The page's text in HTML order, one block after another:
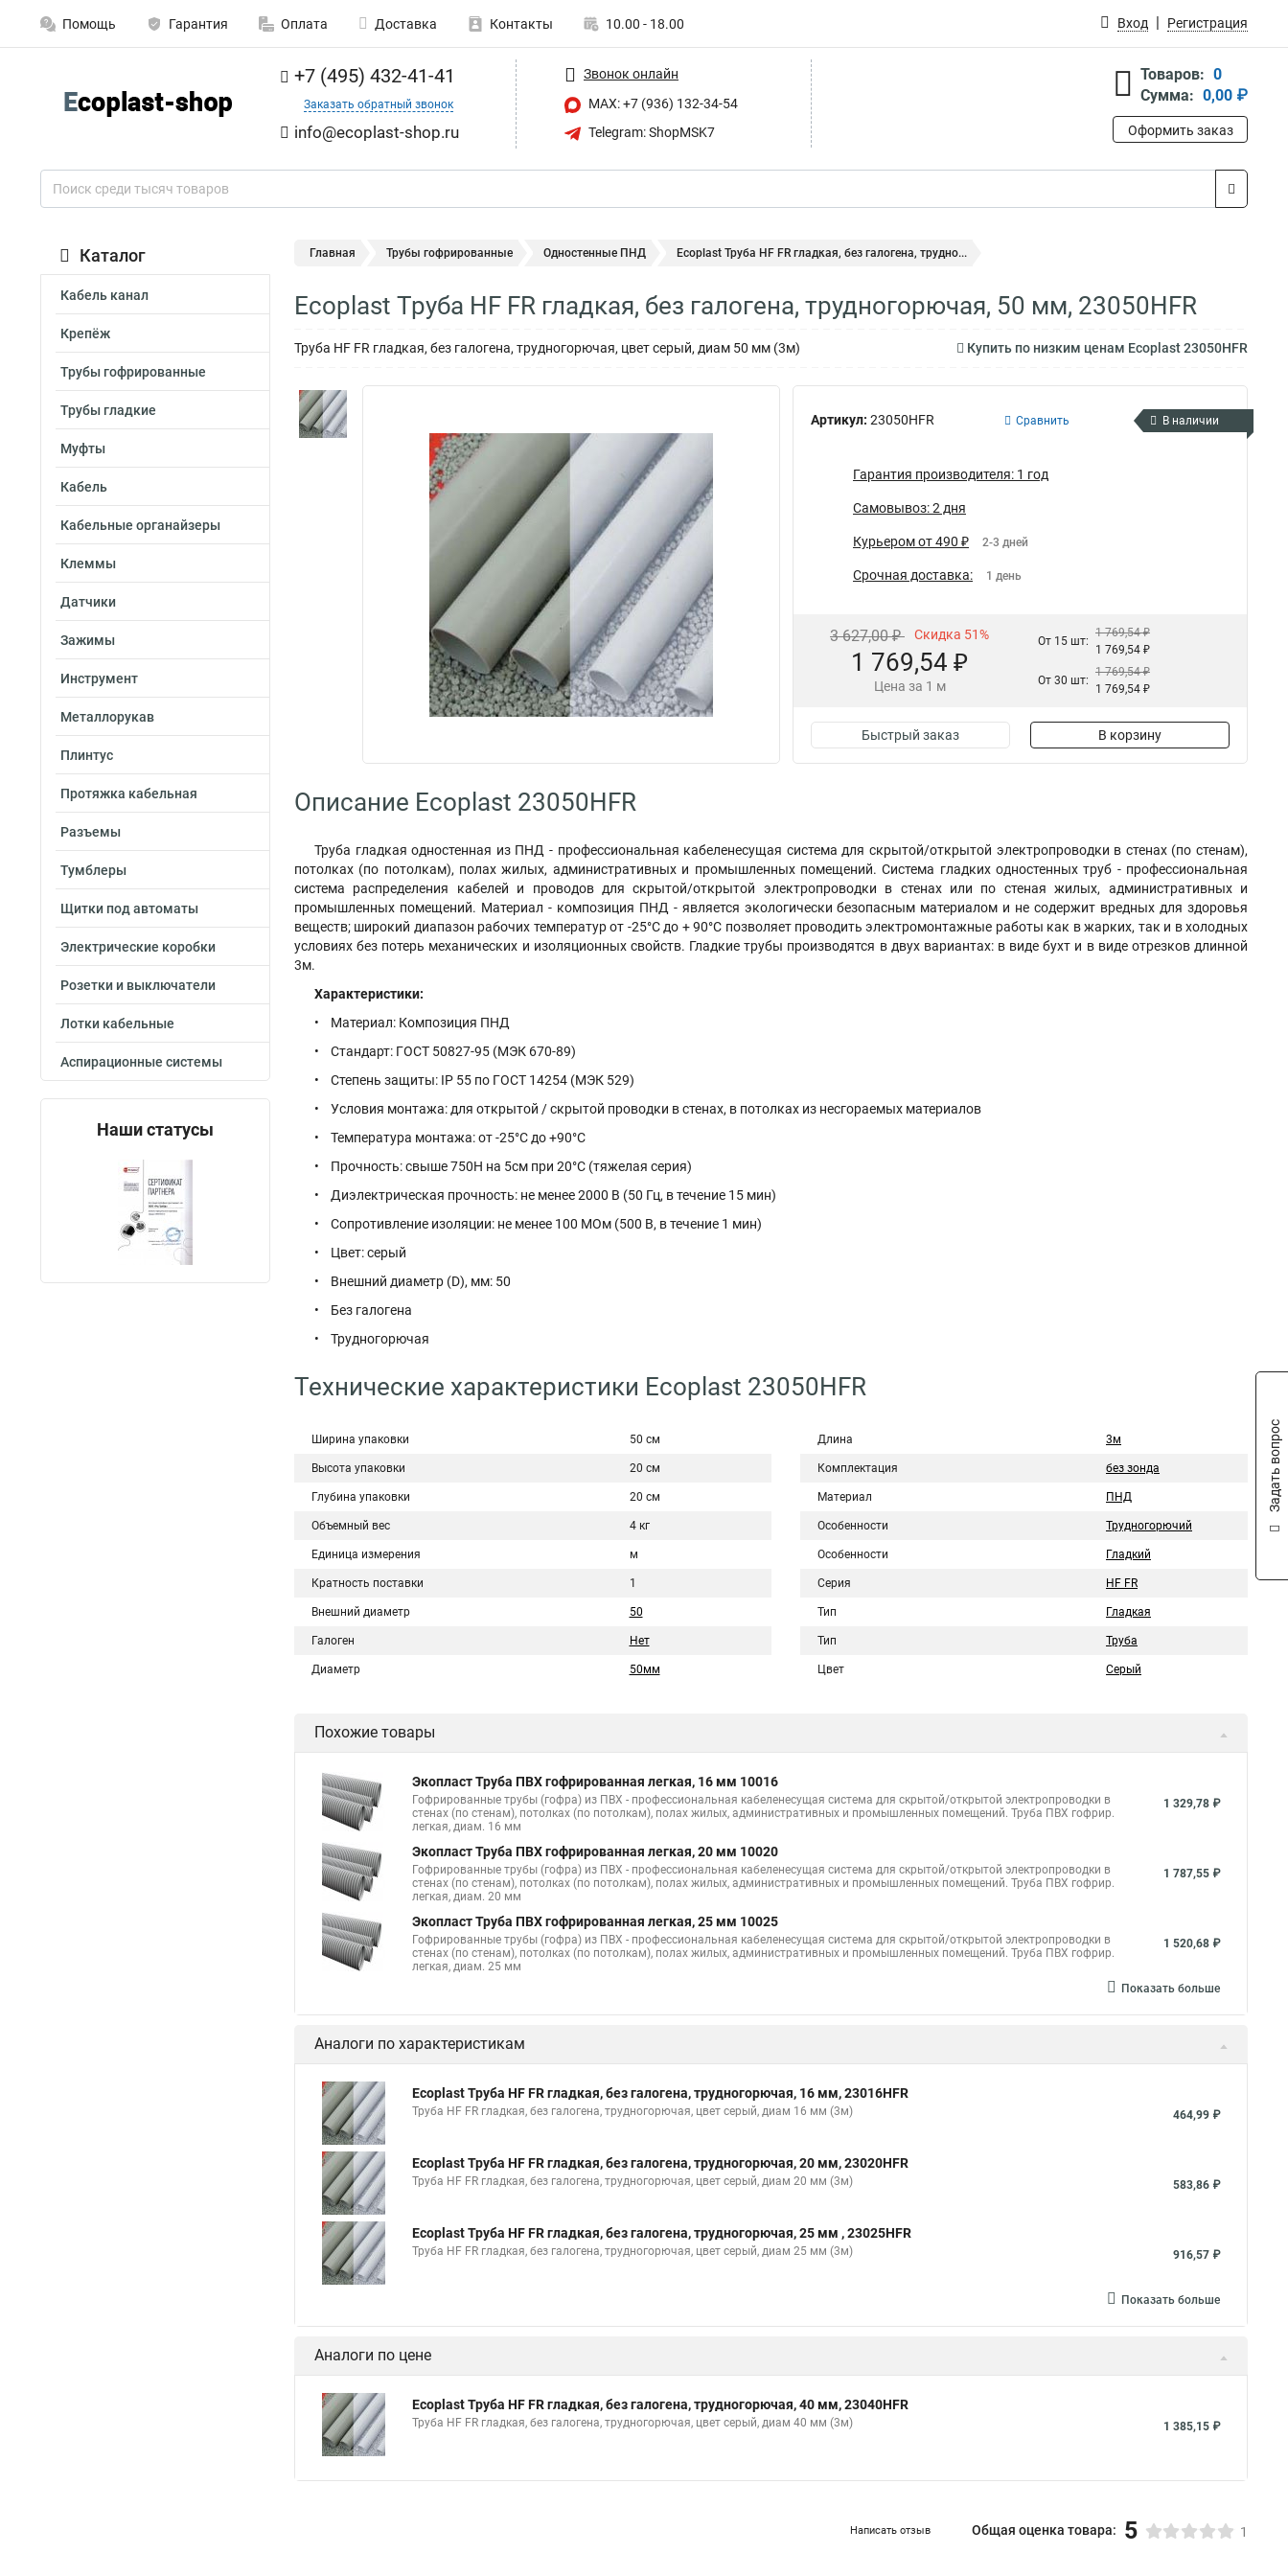
Помощь Гарантия Оплата Доставка Контакты 10.00 - 18.00 Вход Регистрация
+7 (495) 432-41-41
Заказать обратный звонок
info@ecoplast-shop.ru
Звонок онлайн
MAX: +7 (936) 132-34-54
Telegram: ShopMSK7
Товаров: 0
Сумма: 0,00 ₽
Оформить заказ
Каталог
Кабель канал
Крепёж
Трубы гофрированные
Трубы гладкие
Муфты
Кабель
Кабельные органайзеры
Клеммы
Датчики
Зажимы
Инструмент
Металлорукав
Плинтус
Протяжка кабельная
Разъемы
Тумблеры
Щитки под автоматы
Электрические коробки
Розетки и выключатели
Лотки кабельные
Аспирационные системы
Наши статусы
Главная Трубы гофрированные Одностенные ПНД Ecoplast Труба HF FR гладкая, без галогена, трудно...
Ecoplast Труба HF FR гладкая, без галогена, трудногорючая, 50 мм, 23050HFR
Труба HF FR гладкая, без галогена, трудногорючая, цвет серый, диам 50 мм (3м) Купить по низким ценам Ecoplast 23050HFR
Артикул: 23050HFR Сравнить В наличии
Гарантия производителя: 1 год
Самовывоз: 2 дня
Курьером от 490 ₽ 2-3 дней
Срочная доставка: 1 день
3 627,00 ₽ Скидка 51%
1 769,54 ₽
Цена за 1 м
От 15 шт:
1 769,54 ₽
1 769,54 ₽
От 30 шт:
1 769,54 ₽
1 769,54 ₽
Быстрый заказ В корзину
Описание Ecoplast 23050HFR
Труба гладкая одностенная из ПНД - профессиональная кабеленесущая система для скрытой/открытой электропроводки в стенах (по стенам),
потолках (по потолкам), полах жилых, административных и промышленных помещений. Система гладких одностенных труб - профессиональная
система распределения кабелей и проводов для скрытой/открытой электропроводки в стенах или по стеная жилых, административных и
промышленных помещений. Материал - композиция ПНД - является экологически безопасным материалом и не содержит вредных для здоровья
веществ; широкий диапазон рабочих температур от -25°С до + 90°С позволяет проводить электромонтажные работы как в жарких, так и в холодных
условиях без потерь механических и изоляционных свойств. Гладкие трубы производятся в двух вариантах: в виде бухт и в виде отрезков длинной
3м.
Характеристики:
• Материал: Композиция ПНД
• Стандарт: ГОСТ 50827-95 (МЭК 670-89)
• Степень защиты: IP 55 по ГОСТ 14254 (МЭК 529)
• Условия монтажа: для открытой / скрытой проводки в стенах, в потолках из несгораемых материалов
• Температура монтажа: от -25°С до +90°С
• Прочность: свыше 750Н на 5см при 20°С (тяжелая серия)
• Диэлектрическая прочность: не менее 2000 В (50 Гц, в течение 15 мин)
• Сопротивление изоляции: не менее 100 МОм (500 В, в течение 1 мин)
• Цвет: серый
• Внешний диаметр (D), мм: 50
• Без галогена
• Трудногорючая
Технические характеристики Ecoplast 23050HFR
Ширина упаковки 50 см
Высота упаковки 20 см
Глубина упаковки 20 см
Объемный вес 4 кг
Единица измерения м
Кратность поставки 1
Внешний диаметр 50
Галоген Нет
Диаметр 50мм
Длина 3м
Комплектация без зонда
Материал ПНД
Особенности Трудногорючий
Особенности Гладкий
Серия HF FR
Тип Гладкая
Тип Труба
Цвет Серый
Похожие товары
Экопласт Труба ПВХ гофрированная легкая, 16 мм 10016
Гофрированные трубы (гофра) из ПВХ - профессиональная кабеленесущая система для скрытой/открытой электропроводки в
стенах (по стенам), потолках (по потолкам), полах жилых, административных и промышленных помещений. Труба ПВХ гофрир.
легкая, диам. 16 мм
1 329,78 ₽
Экопласт Труба ПВХ гофрированная легкая, 20 мм 10020
Гофрированные трубы (гофра) из ПВХ - профессиональная кабеленесущая система для скрытой/открытой электропроводки в
стенах (по стенам), потолках (по потолкам), полах жилых, административных и промышленных помещений. Труба ПВХ гофрир.
легкая, диам. 20 мм
1 787,55 ₽
Экопласт Труба ПВХ гофрированная легкая, 25 мм 10025
Гофрированные трубы (гофра) из ПВХ - профессиональная кабеленесущая система для скрытой/открытой электропроводки в
стенах (по стенам), потолках (по потолкам), полах жилых, административных и промышленных помещений. Труба ПВХ гофрир.
легкая, диам. 25 мм
1 520,68 ₽
Показать больше
Аналоги по характеристикам
Ecoplast Труба HF FR гладкая, без галогена, трудногорючая, 16 мм, 23016HFR
Труба HF FR гладкая, без галогена, трудногорючая, цвет серый, диам 16 мм (3м) 464,99 ₽
Ecoplast Труба HF FR гладкая, без галогена, трудногорючая, 20 мм, 23020HFR
Труба HF FR гладкая, без галогена, трудногорючая, цвет серый, диам 20 мм (3м) 583,86 ₽
Ecoplast Труба HF FR гладкая, без галогена, трудногорючая, 25 мм , 23025HFR
Труба HF FR гладкая, без галогена, трудногорючая, цвет серый, диам 25 мм (3м) 916,57 ₽
Показать больше
Аналоги по цене
Ecoplast Труба HF FR гладкая, без галогена, трудногорючая, 40 мм, 23040HFR
Труба HF FR гладкая, без галогена, трудногорючая, цвет серый, диам 40 мм (3м) 1 385,15 ₽
Написать отзыв Общая оценка товара: 5 1
Задать вопрос